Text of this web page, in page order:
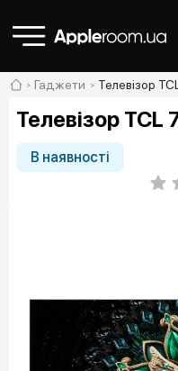
Гаджети Телевізор
Телевізор TCL
В наявності